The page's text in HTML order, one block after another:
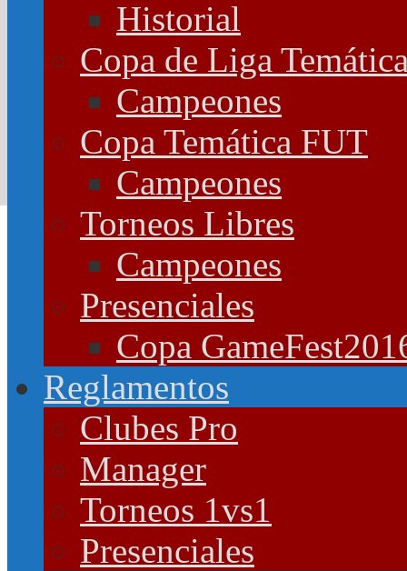
Historial
Copa de Liga
Campeones
Copa Temática FUT
Campeones
Torneos Libres
Campeones
Presenciales
Copa
Reglamentos
Clubes Pro
Manager
Torneos 1vs1
Presenciales